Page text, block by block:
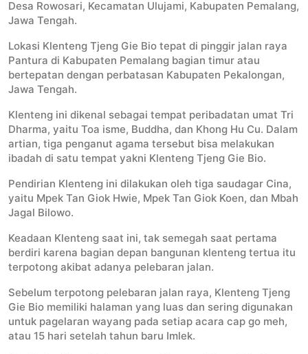
Desa Rowosari, Kecamatan Ulujami, Kabupaten Pemalang,
Jawa Tengah.
Lokasi Klenteng Tjeng Gie Bio tepat di pinggir jalan raya
Pantura di Kabupaten Pemalang bagian timur atau
bertepatan dengan perbatasan Kabupaten Pekalongan,
Jawa Tengah.
Klenteng ini dikenal sebagai tempat peribadatan umat Tri
Dharma, yaitu Toa isme, Buddha, dan Khong Hu Cu. Dalam
artian, tiga penganut agama tersebut bisa melakukan
ibadah di satu tempat yakni Klenteng Tjeng Gie Bio.
Pendirian Klenteng ini dilakukan oleh tiga saudagar Cina,
yaitu Mpek Tan Giok Hwie, Mpek Tan Giok Koen, dan Mbah
Jagal Bilowo.
Keadaan Klenteng saat ini, tak semegah saat pertama
berdiri karena bagian depan bangunan klenteng tertua itu
terpotong akibat adanya pelebaran jalan.
Sebelum terpotong pelebaran jalan raya, Klenteng Tjeng
Gie Bio memiliki halaman yang luas dan sering digunakan
untuk pagelaran wayang pada setiap acara cap go meh,
atau 15 hari setelah tahun baru Imlek.